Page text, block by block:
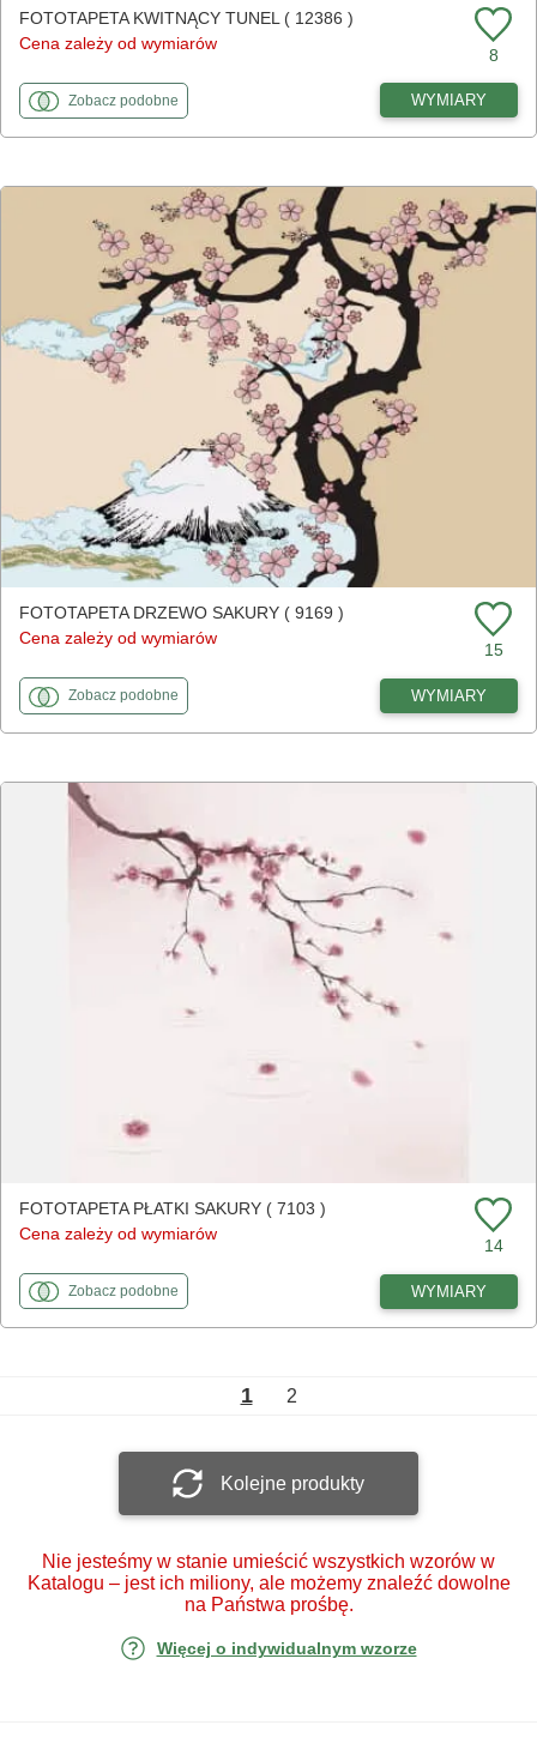
FOTOTAPETA KWITNĄCY TUNEL ( 12386 )
Cena zależy od wymiarów
8
Zobaczfototapety
podobnedo Kwitnący tunel WYMIARY
FOTOTAPETA DRZEWO SAKURY ( 9169 )
Cena zależy od wymiarów
15
Zobaczfototapety
podobnedo Drzewo sakury WYMIARY
FOTOTAPETA PŁATKI SAKURY ( 7103 )
Cena zależy od wymiarów
14
Zobaczfototapety
podobnedo Płatki sakury WYMIARY
1 2
Kolejne produkty
Nie jesteśmy w stanie umieścić wszystkich wzorów w
Katalogu – jest ich miliony, ale możemy znaleźć dowolne
na Państwa prośbę.
Więcej o indywidualnym wzorze